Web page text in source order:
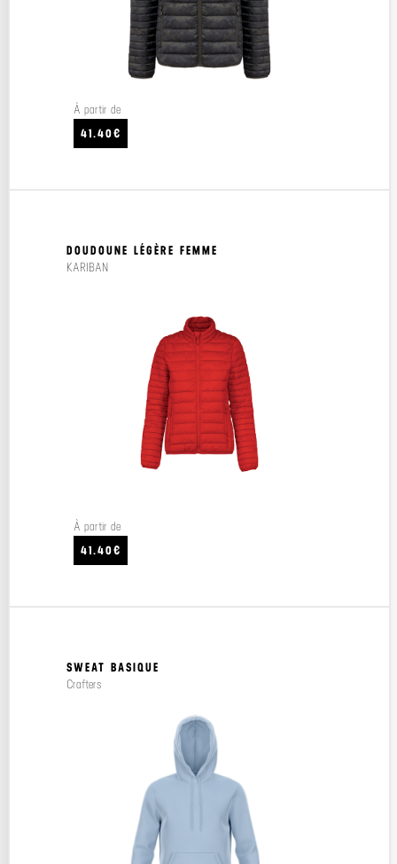
À partir de
41.40€
DOUDOUNE LÉGÈRE FEMME
KARIBAN
À partir de
41.40€
SWEAT BASIQUE
Crafters